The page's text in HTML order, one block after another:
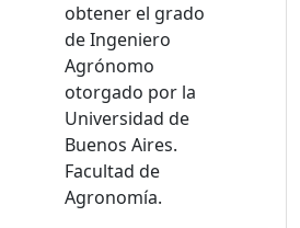
obtener el grado
de Ingeniero
Agrónomo
otorgado por la
Universidad de
Buenos Aires.
Facultad de
Agronomía.